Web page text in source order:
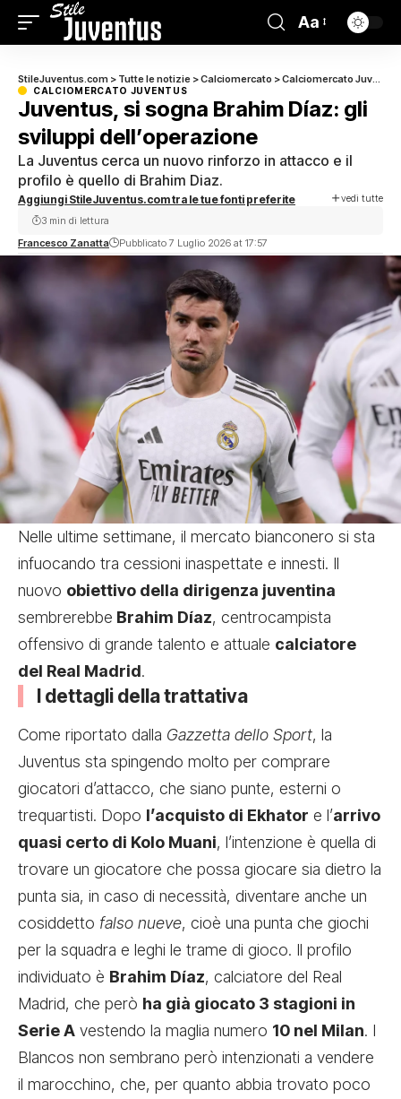
Aa
StileJuventus.com > Tutte le notizie >Calciomercato >Calciomercato Juventus
CALCIOMERCATO JUVENTUS
Juventus, si sogna Brahim Díaz: gli
sviluppi dell’operazione
La Juventus cerca un nuovo rinforzo in attacco e il
profilo è quello di Brahim Diaz.
Aggiungi StileJuventus.com tra le tue fonti preferite vedi tutte
Francesco Zanatta Pubblicato 7 Luglio 2026 at 17:57
3 min di lettura
Nelle ultime settimane, il mercato bianconero si sta
infuocando tra cessioni inaspettate e innesti. Il
nuovo obiettivo della dirigenza juventina
sembrerebbe Brahim Díaz, centrocampista
offensivo di grande talento e attuale calciatore
del Real Madrid.
I dettagli della trattativa
Come riportato dalla Gazzetta dello Sport, la
Juventus sta spingendo molto per comprare
giocatori d’attacco, che siano punte, esterni o
trequartisti. Dopo l’acquisto di Ekhator e l’arrivo
quasi certo di Kolo Muani, l’intenzione è quella di
trovare un giocatore che possa giocare sia dietro la
punta sia, in caso di necessità, diventare anche un
cosiddetto falso nueve, cioè una punta che giochi
per la squadra e leghi le trame di gioco. Il profilo
individuato è Brahim Díaz, calciatore del Real
Madrid, che però ha già giocato 3 stagioni in
Serie A vestendo la maglia numero 10 nel Milan. I
Blancos non sembrano però intenzionati a vendere
il marocchino, che, per quanto abbia trovato poco